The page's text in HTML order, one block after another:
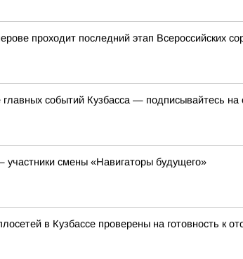
проходит последний этап Всероссийских
главных событий Кузбасса — подписывайтесь
участники смены «Навигаторы будущего»
в Кузбассе проверены на готовность к